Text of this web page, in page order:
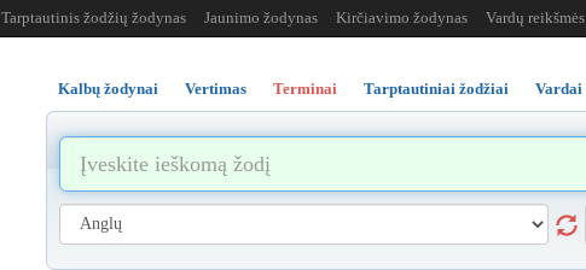
Tarptautinis žodžių žodynas Jaunimo žodynas Kirčiavimo žodynas Vardų reikšmės
Kalbų žodynai Vertimas Terminai Tarptautiniai žodžiai Vardai